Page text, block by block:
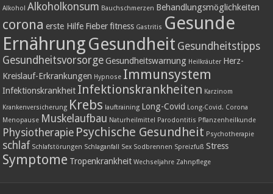
Alkohol Alkoholkonsum Bauchschmerzen Behandlungsmöglichkeiten
corona erste Hilfe Fieber fitness Gastritis Gesunde
ErnährungGesundheit Gesundheitstipps
Gesundheitsvorsorge Gesundheitswarnung Heilkräuter Herz-
Kreislauf-Erkrankungen Hypnose Immunsystem
Infektionskrankheit Infektionskrankheiten Karzinom
Krankenversicherung Krebs lauftraining Long-Covid Long-Covid. Corona
Menopause Muskelaufbau Naturheilmittel Parodontitis Pflanzenheilkunde
Physiotherapie Psychische Gesundheit Psychotherapie
schlaf Schlafstörungen Schlaganfall Sex Sodbrennen Spreizfuß Stress
Symptome Tropenkrankheit Wechseljahre Zahnpflege